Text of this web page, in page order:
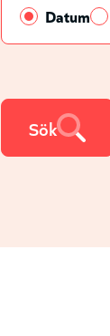
Datum
Sök